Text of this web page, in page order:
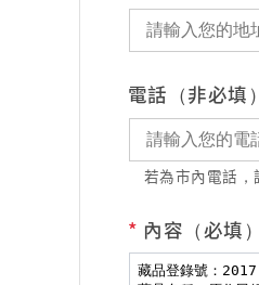
電話（非必填）
若為市內電話
* 內容（必填）